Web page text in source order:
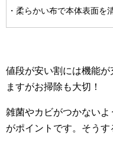
・柔らかい布で本体表面を
値段が安い割には機能
ますがお掃除も大切！
雑菌やカビがつかない
がポイントです。そうす